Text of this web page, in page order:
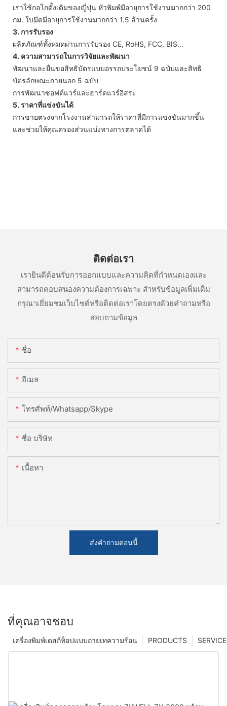
เราใช้กลไกดั้งเดิมของญี่ปุ่น หัวพิมพ์มีอายุการใช้งานมากกว่า 200
กม. ใบมีดมีอายุการใช้งานมากกว่า 1.5 ล้านครั้ง
3. การรับรอง
ผลิตภัณฑ์ทั้งหมดผ่านการรับรอง CE, RoHS, FCC, BIS...
4. ความสามารถในการวิจัยและพัฒนา
พัฒนาและยื่นขอสิทธิบัตรแบบอรรถประโยชน์ 9 ฉบับและสิทธิ
บัตรลักษณะภายนอก 5 ฉบับ
การพัฒนาซอฟต์แวร์และฮาร์ดแวร์อิสระ
5. ราคาที่แข่งขันได้
การขายตรงจากโรงงานสามารถให้ราคาที่มีการแข่งขันมากขึ้น
และช่วยให้คุณครองส่วนแบ่งทางการตลาดได้
ติดต่อเรา
เรายินดีต้อนรับการออกแบบและความคิดที่กำหนดเองและ
สามารถตอบสนองความต้องการเฉพาะ สำหรับข้อมูลเพิ่มเติม
กรุณาเยี่ยมชมเว็บไซต์หรือติดต่อเราโดยตรงด้วยคำถามหรือ
สอบถามข้อมูล
ชื่อ
อีเมล
โทรศัพท์/whatsapp/skype
ชื่อ บริษัท
เนื้อหา
ส่งคำถามตอนนี้
ที่คุณอาจชอบ
SERVICE
PRODUCTS
เครื่องพิมพ์เดสก์ท็อปแบบถ่ายเทความร้อน